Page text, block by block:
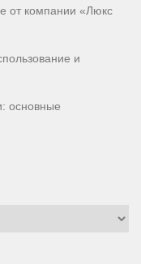
от компании «Люкс
и
основные